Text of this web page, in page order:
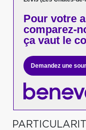
Pour votre
comparez-
ça vaut le
Demandez une